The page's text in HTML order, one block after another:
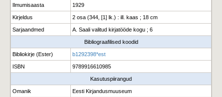
Ilmumisaasta 1929
Kirjeldus 2 osa (344, [1] lk.) : ill. kaas ; 18 cm
Sarjaandmed A. Saali valitud kirjatööde kogu ; 6
Bibliograafilised koodid
Bibliokirje (Ester) b1292398*est
ISBN 9789916610985
Kasutuspiirangud
Omanik Eesti Kirjandusmuuseum